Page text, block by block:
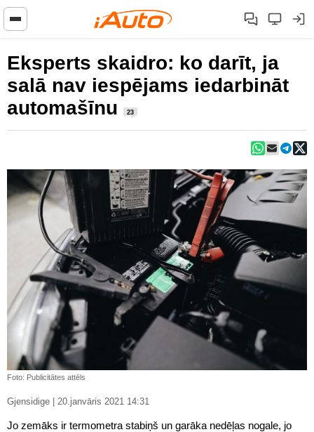
Eksperts skaidro: ko darīt, ja
salā nav iespējams iedarbināt
automašīnu
23
Foto: Publicitātes attēls
Gjensidige | 20.janvāris 2021 14:31
Jo zemāks ir termometra stabiņš un garāka nedēļas nogale, jo